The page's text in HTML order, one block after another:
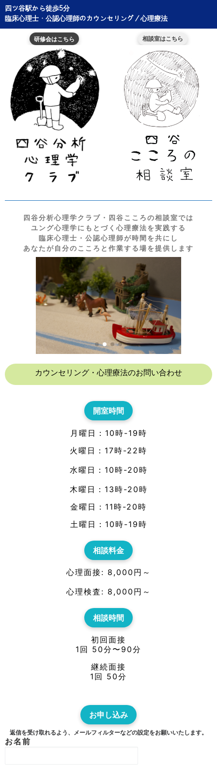
Skip
to
content
四ツ谷駅から徒歩5分
臨床心理士・公認心理師のカウンセリング／心理療法
研修会はこちら 相談室はこちら
四谷分析心理学クラブ・四谷こころの相談室では
ユング心理学にもとづく心理療法を実践する
臨床心理士・公認心理師が時間を共にし
あなたが自分のこころと作業する場を提供します
カウンセリング・心理療法のお問い合わせ
開室時間
月曜日：10時-19時
火曜日：17時-22時
水曜日：10時-20時
木曜日：13時-20時
金曜日：11時-20時
土曜日：10時-19時
相談料金
心理面接: 8,000円～
心理検査: 8,000円～
相談時間
初回面接
1回 50分〜90分
継続面接
1回 50分
お申し込み
返信を受け取れるよう、メールフィルターなどの設定をお願いいたします。
お名前